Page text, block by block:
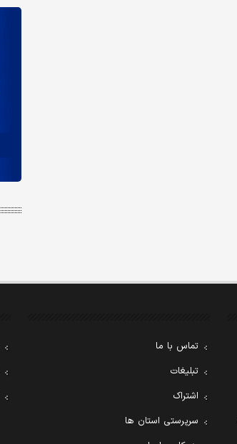
تماس با ما
تبلیغات
اشتراک
سرپرستی استان ها